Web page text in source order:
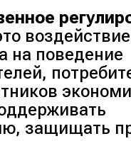
воздействие
на поведение
защищать